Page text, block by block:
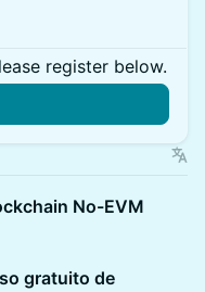
register below.
No-EVM
gratuito de